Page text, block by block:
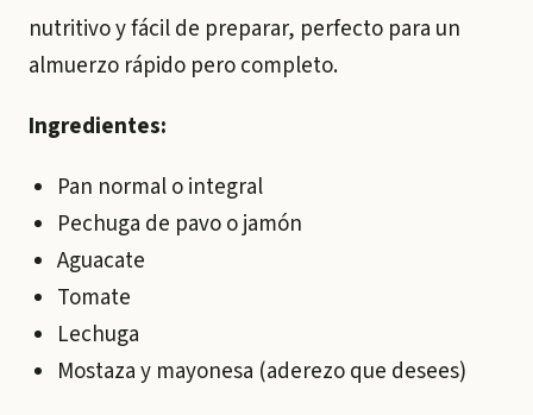
nutritivo y fácil de preparar, perfecto para un
almuerzo rápido pero completo.
Ingredientes:
Pan normal o integral
Pechuga de pavo o jamón
Aguacate
Tomate
Lechuga
Mostaza y mayonesa (aderezo que desees)